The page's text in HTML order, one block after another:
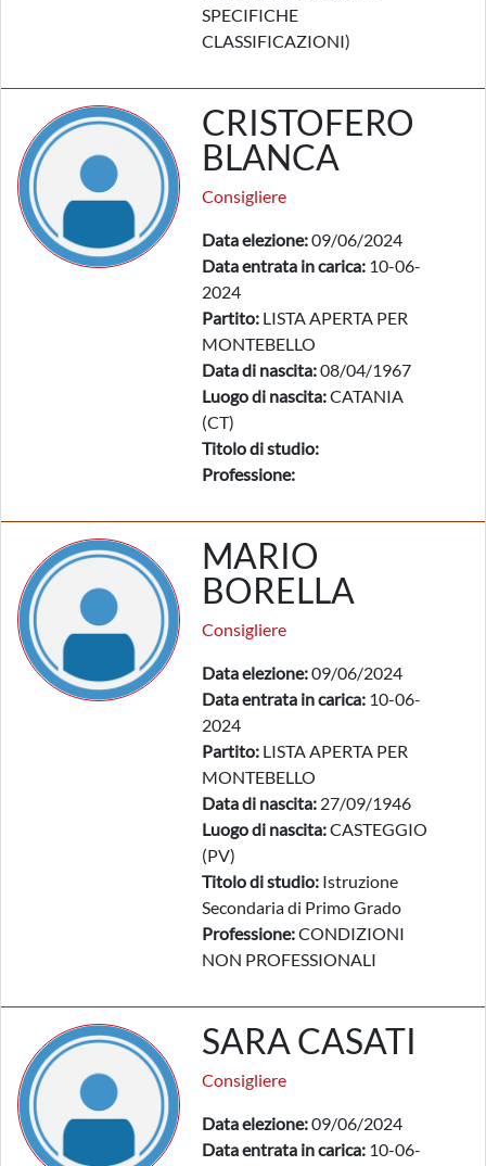
SPECIFICHE
CLASSIFICAZIONI)
CRISTOFERO
BLANCA
Consigliere
Data elezione:09/06/2024
Data entrata in carica: 10-06-
2024
Partito: LISTA APERTA PER
MONTEBELLO
Data di nascita:08/04/1967
Luogo di nascita:CATANIA
(CT)
Titolo di studio:
Professione:
MARIO
BORELLA
Consigliere
Data elezione:09/06/2024
Data entrata in carica: 10-06-
2024
Partito: LISTA APERTA PER
MONTEBELLO
Data di nascita: 27/09/1946
Luogo di nascita:CASTEGGIO
(PV)
Titolo di studio: Istruzione
Secondaria di Primo Grado
Professione:CONDIZIONI
NON PROFESSIONALI
SARA CASATI
Consigliere
Data elezione:09/06/2024
Data entrata in carica: 10-06-